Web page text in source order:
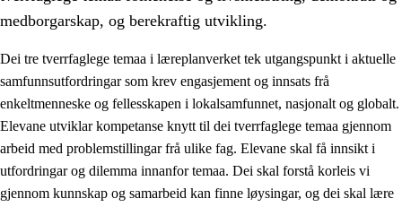
2. Prinsipp for læring, utvikling og danning
Sosial læring og utvikling
2.2 Kompetanse i faga
2.3 Grunnleggjande ferdigheiter
medborgarskap, og berekraftig utvikling.
Dei tre tverrfaglege temaa i læreplanverket tek utgangspunkt i aktuelle
samfunnsutfordringar som krev engasjement og innsats frå
enkeltmenneske og fellesskapen i lokalsamfunnet, nasjonalt og globalt.
Elevane utviklar kompetanse knytt til dei tverrfaglege temaa gjennom
arbeid med problemstillingar frå ulike fag. Elevane skal få innsikt i
utfordringar og dilemma innanfor temaa. Dei skal forstå korleis vi
gjennom kunnskap og samarbeid kan finne løysingar, og dei skal lære